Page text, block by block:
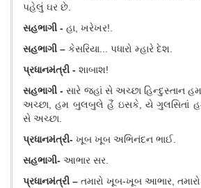
પહેલું ઘર છે.
સહભાગી - હા, ખરેખર!.
સહભાગી – કેસરિયા... પધારો મ્હારે દેશ.
પ્રધાનમંત્રી - શાબાશ!
સહભાગી- સારે જહાં સે અચ્છા હિન્દુસ્તાન
અચ્છા, હમ બુલબુલે હૈં ઇસકે,યે ગુલસિતા
સે અચ્છા.
પ્રધાનમંત્રી- ખૂબ ખૂબ અભિનંદન ભાઈ.
સહભાગી- આભાર સર.
પ્રધાનમંત્રી – તમારો ખૂબ-ખૂબ આભાર,